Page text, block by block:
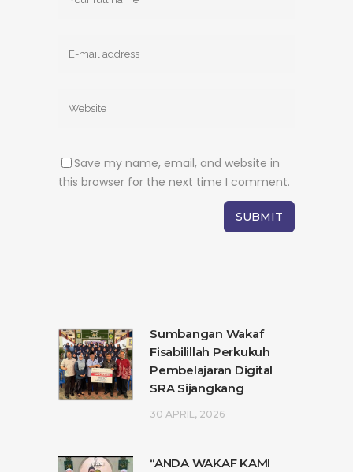
Save my name, email, and website in
this browser for the next time I comment.
Sumbangan Wakaf
Fisabilillah Perkukuh
Pembelajaran Digital
SRA Sijangkang
30 APRIL, 2026
“ANDA WAKAF KAMI